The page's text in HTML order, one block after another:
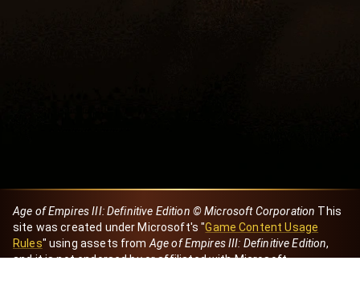
Age of Empires III: Definitive Edition © Microsoft Corporation This
site was created under Microsoft's "Game Content Usage
Rules" using assets from Age of Empires III: Definitive Edition,
and it is not endorsed by or affiliated with Microsoft.